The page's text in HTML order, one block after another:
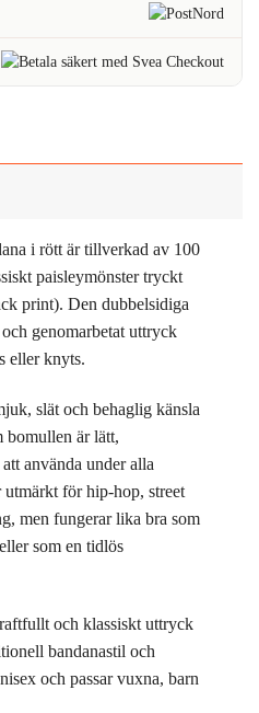
i rött är tillverkad av 100
paisleymönster tryckt
print). Den dubbelsidiga
genomarbetat uttryck
eller knyts.
slät och behaglig känsla
bomullen är lätt,
använda under alla
utmärkt för hip-hop, street
men fungerar lika bra som
som en tidlös
och klassiskt uttryck
bandanastil och
och passar vuxna, barn